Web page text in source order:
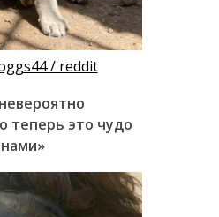
/ reddit
теперь это чудо